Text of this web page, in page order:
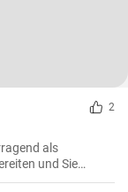
2
als
und Sie